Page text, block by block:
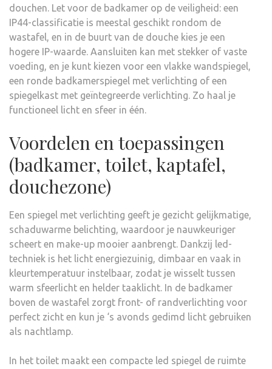
douchen. Let voor de badkamer op de veiligheid: een
IP44-classificatie is meestal geschikt rondom de
wastafel, en in de buurt van de douche kies je een
hogere IP-waarde. Aansluiten kan met stekker of vaste
voeding, en je kunt kiezen voor een vlakke wandspiegel,
een ronde badkamerspiegel met verlichting of een
spiegelkast met geïntegreerde verlichting. Zo haal je
functioneel licht en sfeer in één.
Voordelen en toepassingen
(badkamer, toilet, kaptafel,
douchezone)
Een spiegel met verlichting geeft je gezicht gelijkmatige,
schaduwarme belichting, waardoor je nauwkeuriger
scheert en make-up mooier aanbrengt. Dankzij led-
techniek is het licht energiezuinig, dimbaar en vaak in
kleurtemperatuur instelbaar, zodat je wisselt tussen
warm sfeerlicht en helder taaklicht. In de badkamer
boven de wastafel zorgt front- of randverlichting voor
perfect zicht en kun je ‘s avonds gedimd licht gebruiken
als nachtlamp.
In het toilet maakt een compacte led spiegel de ruimte